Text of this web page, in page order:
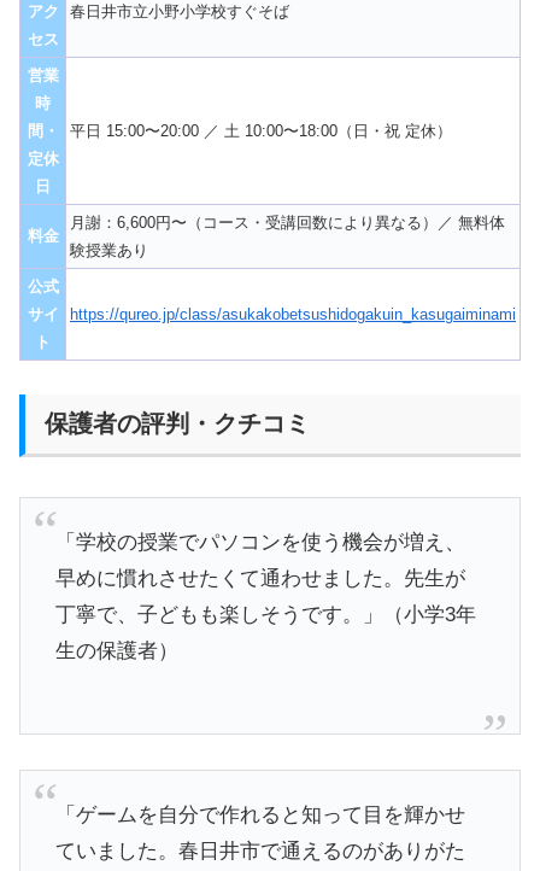
アク
セス
春日井市立小野小学校すぐそば
営業
時
間・
定休
日
平日 15:00〜20:00 ／ 土 10:00〜18:00（日・祝 定休）
料金
月謝：6,600円〜（コース・受講回数により異なる）／ 無料体
験授業あり
公式
サイ
ト
https://qureo.jp/class/asukakobetsushidogakuin_kasugaiminami
保護者の評判・クチコミ
「学校の授業でパソコンを使う機会が増え、
早めに慣れさせたくて通わせました。先生が
丁寧で、子どもも楽しそうです。」（小学3年
生の保護者）
「ゲームを自分で作れると知って目を輝かせ
ていました。春日井市で通えるのがありがた